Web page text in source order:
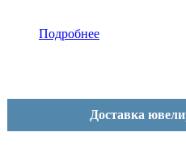
Подробнее
Доставка